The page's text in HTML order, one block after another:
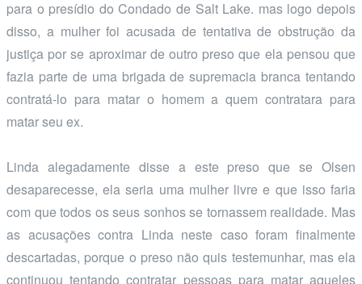
para o presídio do Condado de Salt Lake. mas logo depois
disso, a mulher foi acusada de tentativa de obstrução da
justiça por se aproximar de outro preso que ela pensou que
fazia parte de uma brigada de supremacia branca tentando
contratá-lo para matar o homem a quem contratara para
matar seu ex.
Linda alegadamente disse a este preso que se Olsen
desaparecesse, ela seria uma mulher livre e que isso faria
com que todos os seus sonhos se tornassem realidade. Mas
as acusações contra Linda neste caso foram finalmente
descartadas, porque o preso não quis testemunhar, mas ela
continuou tentando contratar pessoas para matar aqueles